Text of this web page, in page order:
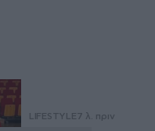
LIFESTYLE7 λ. πριν